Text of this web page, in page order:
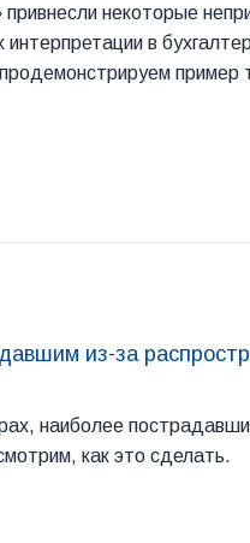
некоторые
в
пример
из-за
наиболее
как это сделать.